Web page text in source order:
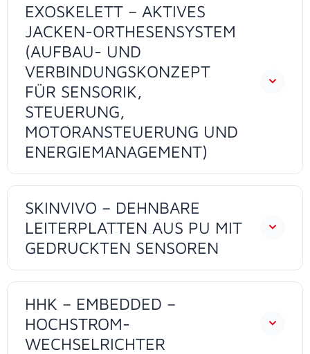
EXOSKELETT – AKTIVES
JACKEN-ORTHESENSYSTEM
(AUFBAU- UND
VERBINDUNGSKONZEPT
FÜR SENSORIK,
STEUERUNG,
MOTORANSTEUERUNG UND
ENERGIEMANAGEMENT)
SKINVIVO – DEHNBARE
LEITERPLATTEN AUS PU MIT
GEDRUCKTEN SENSOREN
HHK – EMBEDDED –
HOCHSTROM-
WECHSELRICHTER